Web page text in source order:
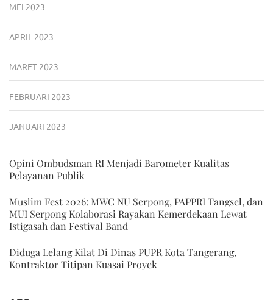
MEI 2023
APRIL 2023
MARET 2023
FEBRUARI 2023
JANUARI 2023
Opini Ombudsman RI Menjadi Barometer Kualitas
Pelayanan Publik
Muslim Fest 2026: MWC NU Serpong, PAPPRI Tangsel, dan
MUI Serpong Kolaborasi Rayakan Kemerdekaan Lewat
Istigasah dan Festival Band
Diduga Lelang Kilat Di Dinas PUPR Kota Tangerang,
Kontraktor Titipan Kuasai Proyek